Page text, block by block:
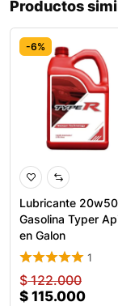
Productos
-6%
Lubricante 20w50
Gasolina Typer
en Galon
1
$122.000
$ 115.000